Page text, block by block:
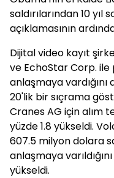
saldırılarından 10
açıklamasının
Dijital video kayıt
ve EchoStar Corp.
anlaşmaya vardığını
20'lik bir sıçrama
Cranes AG için alım
yüzde 1.8 yükseldi.
607.5 milyon dolara
anlaşmaya
yükseldi.